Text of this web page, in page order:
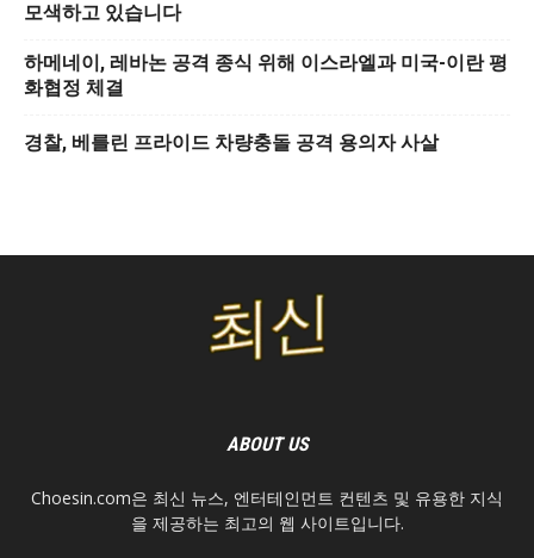
모색하고 있습니다
하메네이, 레바논 공격 종식 위해 이스라엘과 미국-이란 평
화협정 체결
경찰, 베를린 프라이드 차량충돌 공격 용의자 사살
ABOUT US
Choesin.com은 최신 뉴스, 엔터테인먼트 컨텐츠 및 유용한 지식
을 제공하는 최고의 웹 사이트입니다.